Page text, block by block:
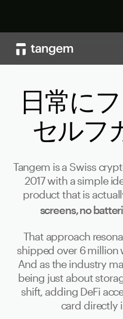
日常に
セルフ
Tangem is a Swiss
2017 with a simple
product that is
screens, no
That approach
shipped over 6 million
And as the industry
being just about
shift, adding DeFi
card directly